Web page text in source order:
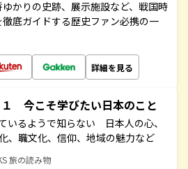
かりの史跡、展示施設など、戦国時
底ガイドする歴史ファン必携の一
詳細を見る
１ 今こそ学びたい日本のこと
いるようで知らない 日本人の心、
、職文化、信仰、地域の魅力など
旅の読み物